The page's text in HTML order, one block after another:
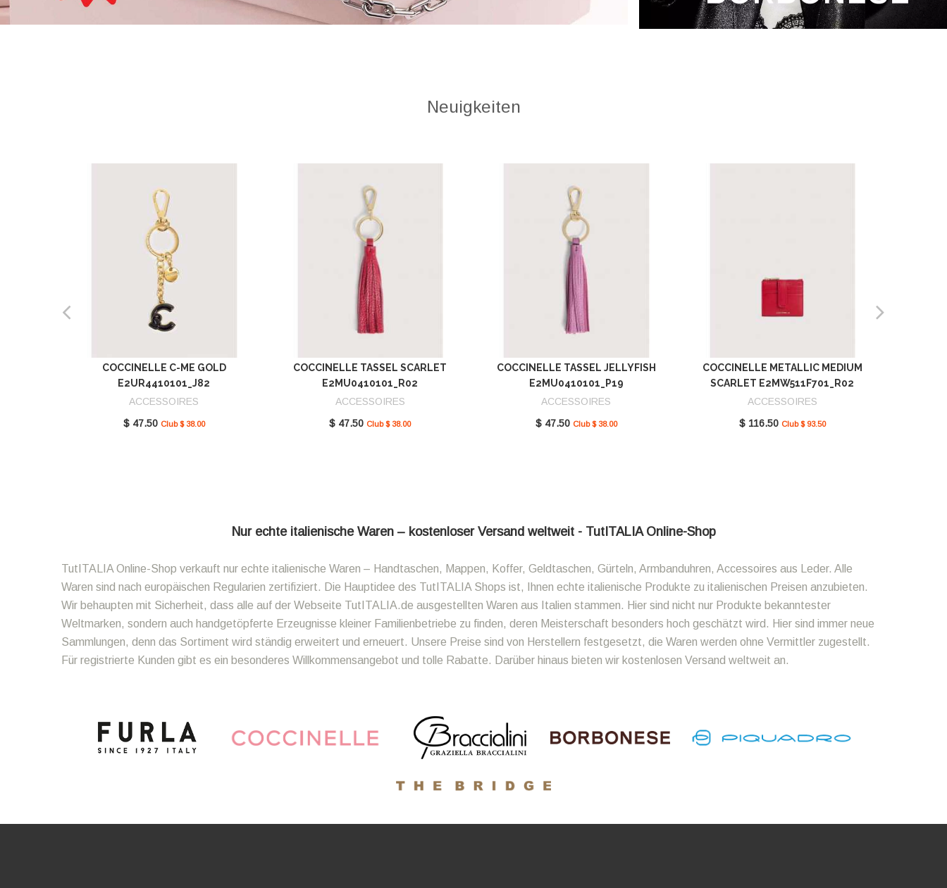
Neuigkeiten
COCCINELLE C-ME GOLD
E2UR4410101_J82
ACCESSOIRES
$ 47.50 Club $ 38.00
COCCINELLE TASSEL SCARLET
E2MU0410101_R02
ACCESSOIRES
$ 47.50 Club $ 38.00
COCCINELLE TASSEL JELLYFISH
E2MU0410101_P19
ACCESSOIRES
$ 47.50 Club $ 38.00
COCCINELLE METALLIC MEDIUM
SCARLET E2MW511F701_R02
ACCESSOIRES
$ 116.50 Club $ 93.50
Nur echte italienische Waren – kostenloser Versand weltweit - TutITALIA Online-Shop
TutITALIA Online-Shop verkauft nur echte italienische Waren – Handtaschen, Mappen, Koffer, Geldtaschen, Gürteln, Armbanduhren, Accessoires aus Leder. Alle
Waren sind nach europäischen Regularien zertifiziert. Die Hauptidee des TutITALIA Shops ist, Ihnen echte italienische Produkte zu italienischen Preisen anzubieten.
Wir behaupten mit Sicherheit, dass alle auf der Webseite TutITALIA.de ausgestellten Waren aus Italien stammen. Hier sind nicht nur Produkte bekanntester
Weltmarken, sondern auch handgetöpferte Erzeugnisse kleiner Familienbetriebe zu finden, deren Meisterschaft besonders hoch geschätzt wird. Hier sind immer neue
Sammlungen, denn das Sortiment wird ständig erweitert und erneuert. Unsere Preise sind von Herstellern festgesetzt, die Waren werden ohne Vermittler zugestellt.
Für registrierte Kunden gibt es ein besonderes Willkommensangebot und tolle Rabatte. Darüber hinaus bieten wir kostenlosen Versand weltweit an.